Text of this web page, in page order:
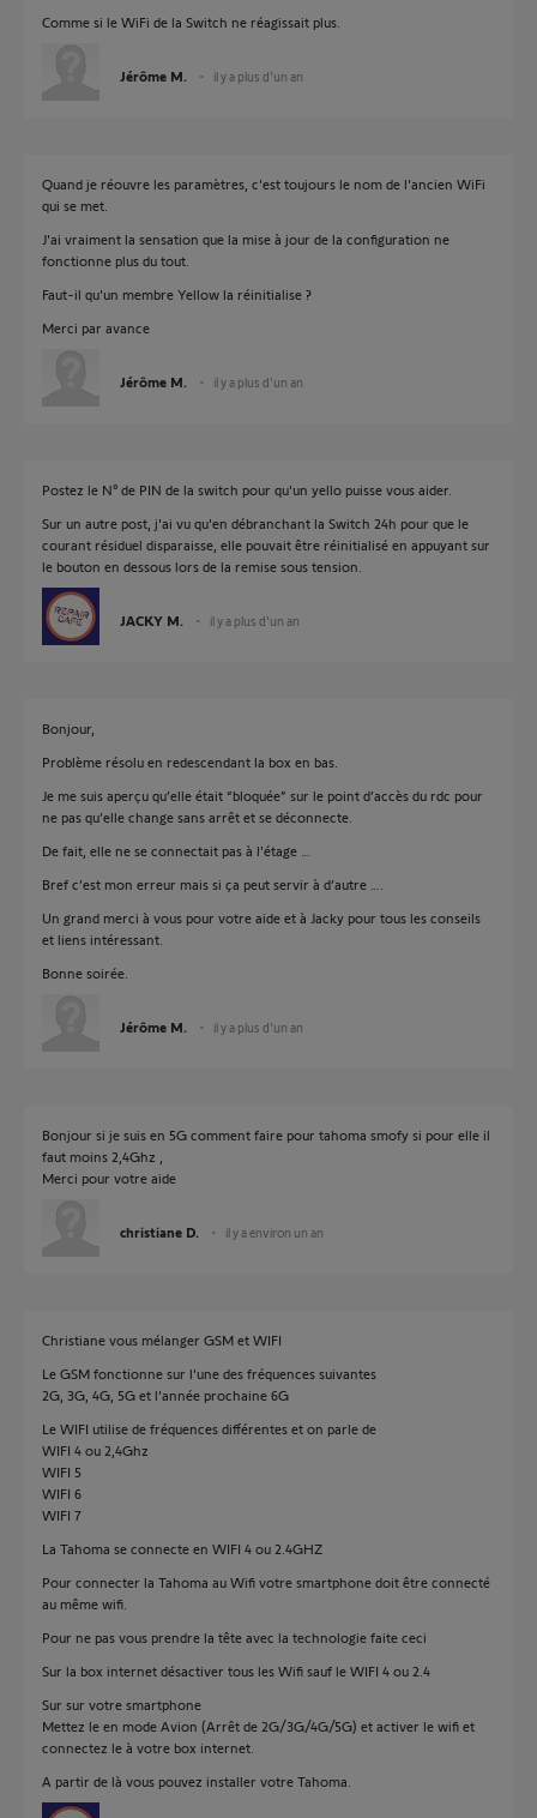
Comme si le WiFi de la Switch ne réagissait plus.
Jérôme M. il y a plus d'un an
Quand je réouvre les paramètres, c'est toujours le nom de l'ancien WiFi
qui se met.
J'ai vraiment la sensation que la mise à jour de la configuration ne
fonctionne plus du tout.
Faut-il qu'un membre Yellow la réinitialise ?
Merci par avance
Jérôme M. il y a plus d'un an
Postez le N° de PIN de la switch pour qu'un yello puisse vous aider.
Sur un autre post, j'ai vu qu'en débranchant la Switch 24h pour que le
courant résiduel disparaisse, elle pouvait être réinitialisé en appuyant sur
le bouton en dessous lors de la remise sous tension.
JACKY M. il y a plus d'un an
Bonjour,
Problème résolu en redescendant la box en bas.
Je me suis aperçu qu’elle était “bloquée” sur le point d’accès du rdc pour
ne pas qu’elle change sans arrêt et se déconnecte.
De fait, elle ne se connectait pas à l’étage …
Bref c’est mon erreur mais si ça peut servir à d’autre ….
Un grand merci à vous pour votre aide et à Jacky pour tous les conseils
et liens intéressant.
Bonne soirée.
Jérôme M. il y a plus d'un an
Bonjour si je suis en 5G comment faire pour tahoma smofy si pour elle il
faut moins 2,4Ghz ,
Merci pour votre aide
christiane D. il y a environ un an
Christiane vous mélanger GSM et WIFI
Le GSM fonctionne sur l'une des fréquences suivantes
2G, 3G, 4G, 5G et l'année prochaine 6G
Le WIFI utilise de fréquences différentes et on parle de
WIFI 4 ou 2,4Ghz
WIFI 5
WIFI 6
WIFI 7
La Tahoma se connecte en WIFI 4 ou 2.4GHZ
Pour connecter la Tahoma au Wifi votre smartphone doit être connecté
au même wifi.
Pour ne pas vous prendre la tête avec la technologie faite ceci
Sur la box internet désactiver tous les Wifi sauf le WIFI 4 ou 2.4
Sur sur votre smartphone
Mettez le en mode Avion (Arrêt de 2G/3G/4G/5G) et activer le wifi et
connectez le à votre box internet.
A partir de là vous pouvez installer votre Tahoma.